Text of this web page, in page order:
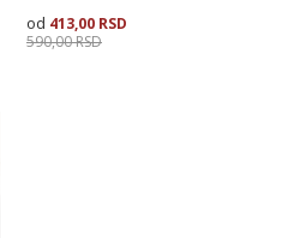
413,00 RSD
590,00RSD